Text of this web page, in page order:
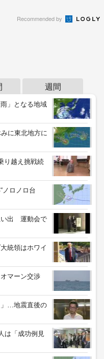
Recommended by
週間
」となる地域
に東北地方に
り越え挑戦続
ノロノロ台
い出 運動会で
統領はホワイ
マーン交渉
」…地震直後の
は「成功例見